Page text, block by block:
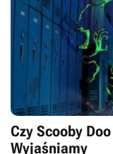
Czy Scooby
Wyjaśniamy